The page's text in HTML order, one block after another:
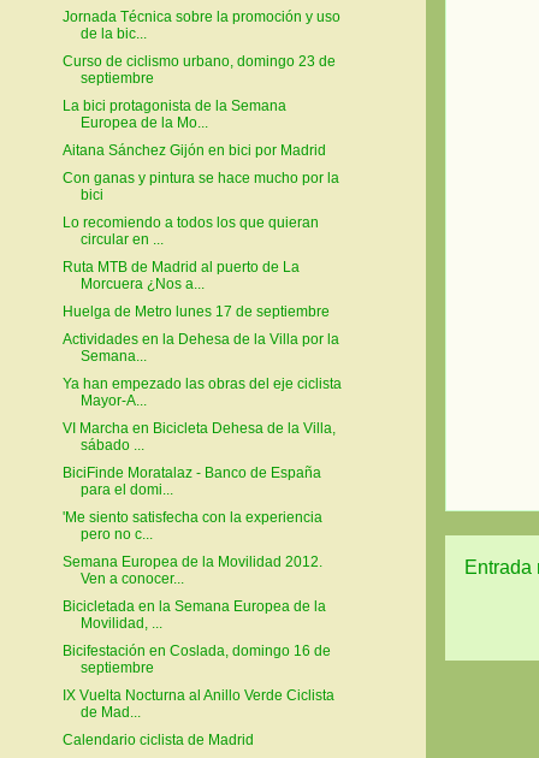
Entrada
Jornada Técnica sobre la promoción y uso
de la bic...
Curso de ciclismo urbano, domingo 23 de
septiembre
La bici protagonista de la Semana
Europea de la Mo...
Aitana Sánchez Gijón en bici por Madrid
Con ganas y pintura se hace mucho por la
bici
Lo recomiendo a todos los que quieran
circular en ...
Ruta MTB de Madrid al puerto de La
Morcuera ¿Nos a...
Huelga de Metro lunes 17 de septiembre
Actividades en la Dehesa de la Villa por la
Semana...
Ya han empezado las obras del eje ciclista
Mayor-A...
VI Marcha en Bicicleta Dehesa de la Villa,
sábado ...
BiciFinde Moratalaz - Banco de España
para el domi...
'Me siento satisfecha con la experiencia
pero no c...
Semana Europea de la Movilidad 2012.
Ven a conocer...
Bicicletada en la Semana Europea de la
Movilidad, ...
Bicifestación en Coslada, domingo 16 de
septiembre
IX Vuelta Nocturna al Anillo Verde Ciclista
de Mad...
Calendario ciclista de Madrid